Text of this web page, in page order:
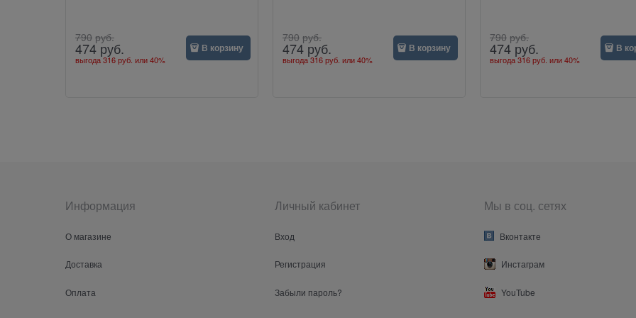
790 руб.
474 руб.
выгода316 руб. или40%
В корзину
790 руб.
474 руб.
выгода316 руб. или40%
В корзину
790 руб.
474 руб.
выгода316 руб. или40%
В
Информация
О магазине
Доставка
Оплата
Личный кабинет
Вход
Регистрация
Забыли пароль?
Мы в соц. сетях
Вконтакте
Инстаграм
YouTube